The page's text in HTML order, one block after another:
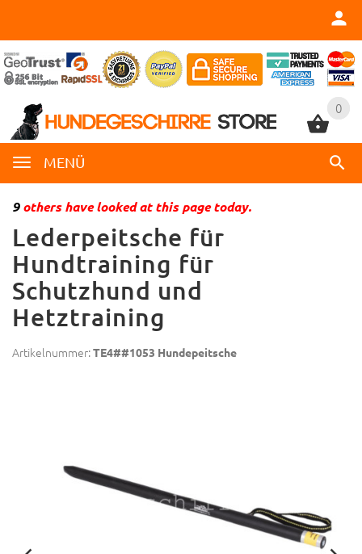
0
MENÜ
0
9others have looked at this page today.
Lederpeitsche für
Hundtraining für
Schutzhund und
Hetztraining
Artikelnummer:TE4##1053 Hundepeitsche